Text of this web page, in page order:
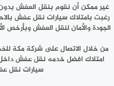
غير ممكن أن نقوم بنقل العفش
رغبت بامتلاك سيارات نقل عفش
الجودة والأمان لنقل العفش
من خلال الاتصال على شركة مكة
امتلاك افضل خدمه نقل عفش داخل
سيارات نقل